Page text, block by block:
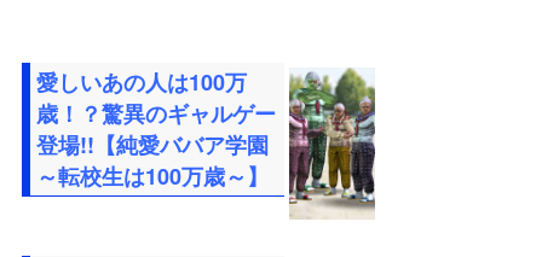
愛しいあの人は100万
歳！？驚異のギャルゲー
登場!!【純愛ババア学園
～転校生は100万歳～】